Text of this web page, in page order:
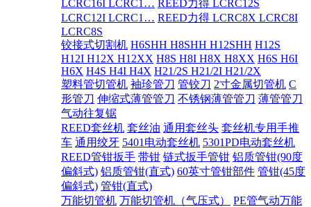
LCRC16I LCRC1… REED力得 LCRC12S
LCRC12I LCRC1… REED力得 LCRC8X LCRC8I
LCRC8S
铰接式切割机 H6SHH H8SHH H12SHH H12S
H12I H12X H12XX H8S H8I H8X H8XX H6S H6I
H6X H4S H4I H4X H21/2S H21/2I H21/2X
塑料管切管机 袖珍管刀 管铰刀 2寸金属切管机 C
形管刀 伸缩式薄管管刀 不锈钢薄管管刀 薄管管刀
气动往复锯
REED套丝机 套丝油 通用套丝头 套丝机专用手推
车 通用绞牙 5401电动套丝机 5301PD电动套丝机
REED管钳扳手 带钳 链式扳手管钳 铝质管钳(90度
偏斜式) 铝质管钳(直式) 60英寸管钳部件 管钳(45度
偏斜式) 管钳(直式)
万能切管机 万能切管机（气压式）
PE管气动万能